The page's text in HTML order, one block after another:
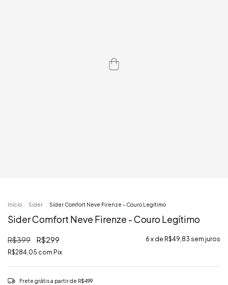
Início . Sider . Sider Comfort Neve Firenze - Couro Legítimo
Sider Comfort Neve Firenze - Couro Legítimo
R$399 R$299
R$284,05 com Pix
6 x de R$49,83 sem juros
Frete grátisa partir de R$499